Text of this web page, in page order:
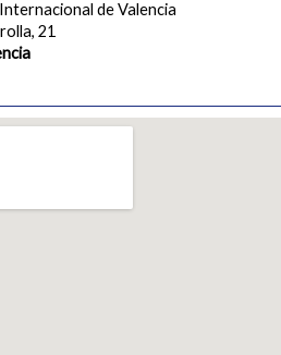
de Valencia
21